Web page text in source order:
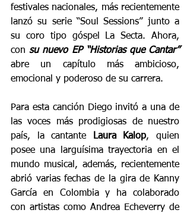
festivales nacionales, más recientemente
lanzó su serie “Soul Sessions” junto a
su coro tipo góspel La Secta. Ahora,
con
su nuevo EP “Historias que Cantar”
abre un capítulo más ambicioso,
emocional y poderoso de su carrera.
Para esta canción Diego invitó a una de
las voces más prodigiosas de nuestro
país, la cantante
Laura Kalop, quien
posee una larguísima trayectoria en el
mundo musical, además, recientemente
abrió varias fechas de la gira de Kanny
García en Colombia y ha colaborado
con artistas como Andrea Echeverry de